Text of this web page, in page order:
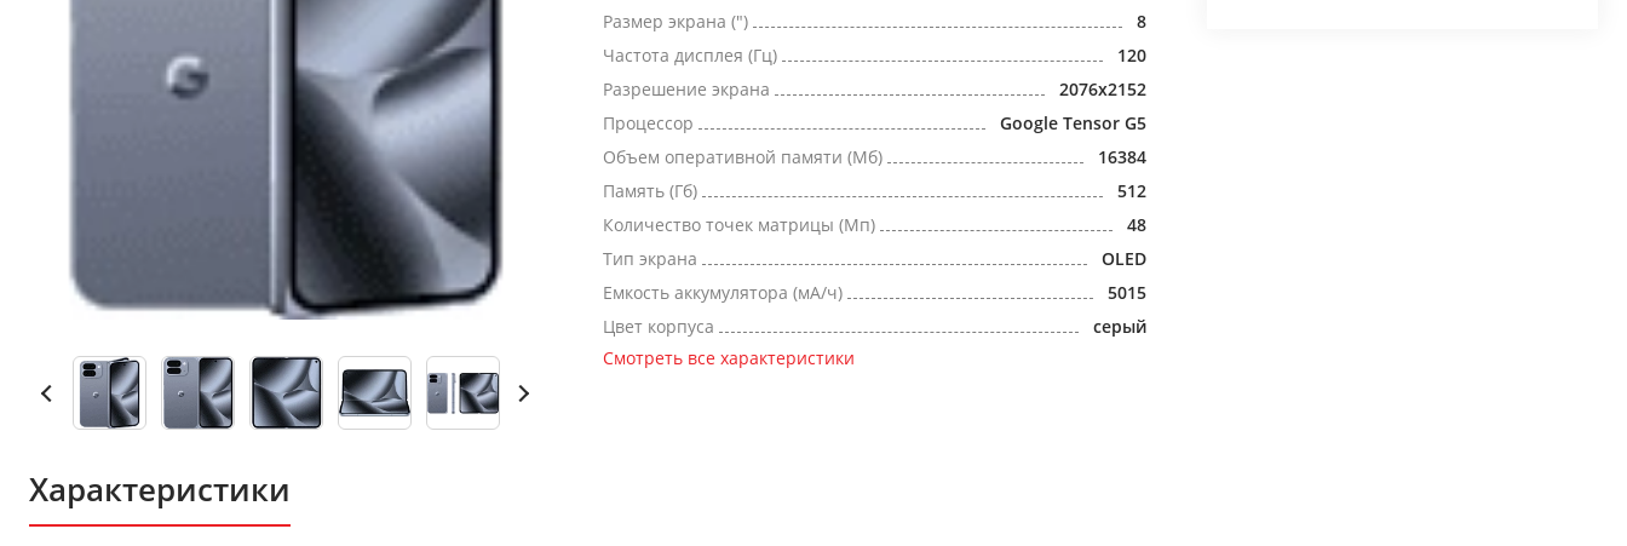
Размер экрана (")
8
Частота дисплея (Гц)
120
Разрешение экрана
2076x2152
Процессор
Google Tensor G5
Объем оперативной памяти (Мб)
16384
Память (Гб)
512
Количество точек матрицы (Мп)
48
Тип экрана
OLED
Емкость аккумулятора (мА/ч)
5015
Цвет корпуса
серый
Смотреть все характеристики
Характеристики